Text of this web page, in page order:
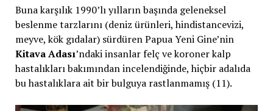
Buna karşılık 1990’lı yılların başında geleneksel
beslenme tarzlarını (deniz ürünleri, hindistancevizi,
meyve, kök gıdalar) sürdüren Papua Yeni Gine’nin
Kitava Adası’ndaki insanlar felç ve koroner kalp
hastalıkları bakımından incelendiğinde, hiçbir adalıda
bu hastalıklara ait bir bulguya rastlanmamış (11).